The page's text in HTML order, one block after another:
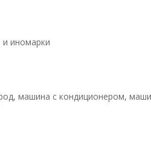
иномарки
машина с кондиционером,